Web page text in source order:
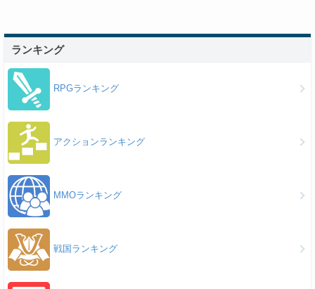
ランキング
RPGランキング
アクションランキング
MMOランキング
戦国ランキング